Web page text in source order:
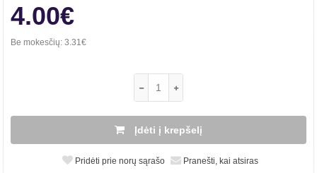
4.00€
Be mokesčių: 3.31€
Įdėti į krepšelį
Pridėti prie norų sąrašo Pranešti, kai atsiras